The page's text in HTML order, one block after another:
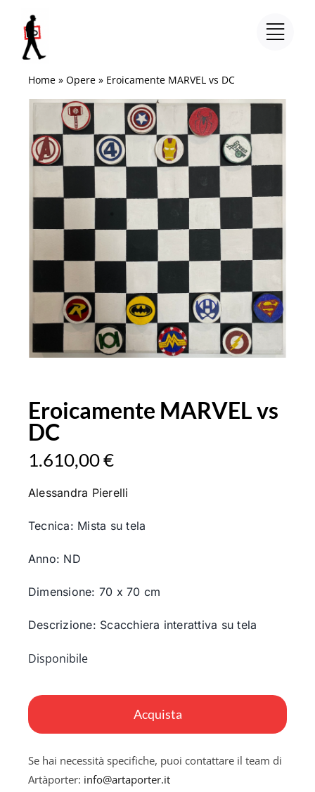
contenuto
Home» Opere» Eroicamente MARVEL vs DC
Eroicamente MARVEL vs
DC
1.610,00€
Alessandra Pierelli
Tecnica: Mista su tela
Anno: ND
Dimensione: 70 x 70 cm
Descrizione: Scacchiera interattiva su tela
Disponibile
quantità
Acquista
Se hai necessità specifiche, puoi contattare il team di
Artàporter: info@artaporter.it